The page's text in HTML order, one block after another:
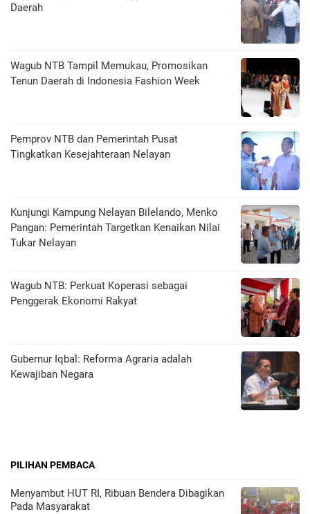
Daerah
Wagub NTB Tampil Memukau, Promosikan
Tenun Daerah di Indonesia Fashion Week
Pemprov NTB dan Pemerintah Pusat
Tingkatkan Kesejahteraan Nelayan
Kunjungi Kampung Nelayan Bilelando, Menko
Pangan: Pemerintah Targetkan Kenaikan Nilai
Tukar Nelayan
Wagub NTB: Perkuat Koperasi sebagai
Penggerak Ekonomi Rakyat
Gubernur Iqbal: Reforma Agraria adalah
Kewajiban Negara
PILIHAN PEMBACA
Menyambut HUT RI, Ribuan Bendera Dibagikan
Pada Masyarakat